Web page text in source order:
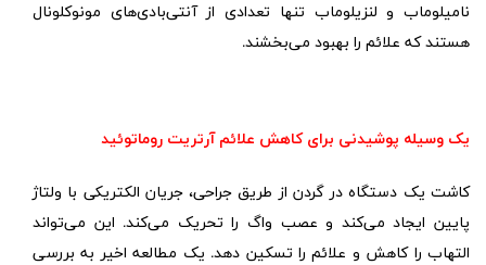
نامیلوماب و لنزیلوماب تنها تعدادی از آنتی‌بادی‌های مونوکلونال
هستند که علائم را بهبود می‌بخشند.
یک وسیله پوشیدنی برای کاهش علائم آرتریت روماتوئید
کاشت یک دستگاه در گردن از طریق جراحی، جریان الکتریکی با ولتاژ
پایین ایجاد می‌کند و عصب واگ را تحریک می‌کند. این می‌تواند
التهاب را کاهش و علائم را تسکین دهد. یک مطالعه اخیر به بررسی